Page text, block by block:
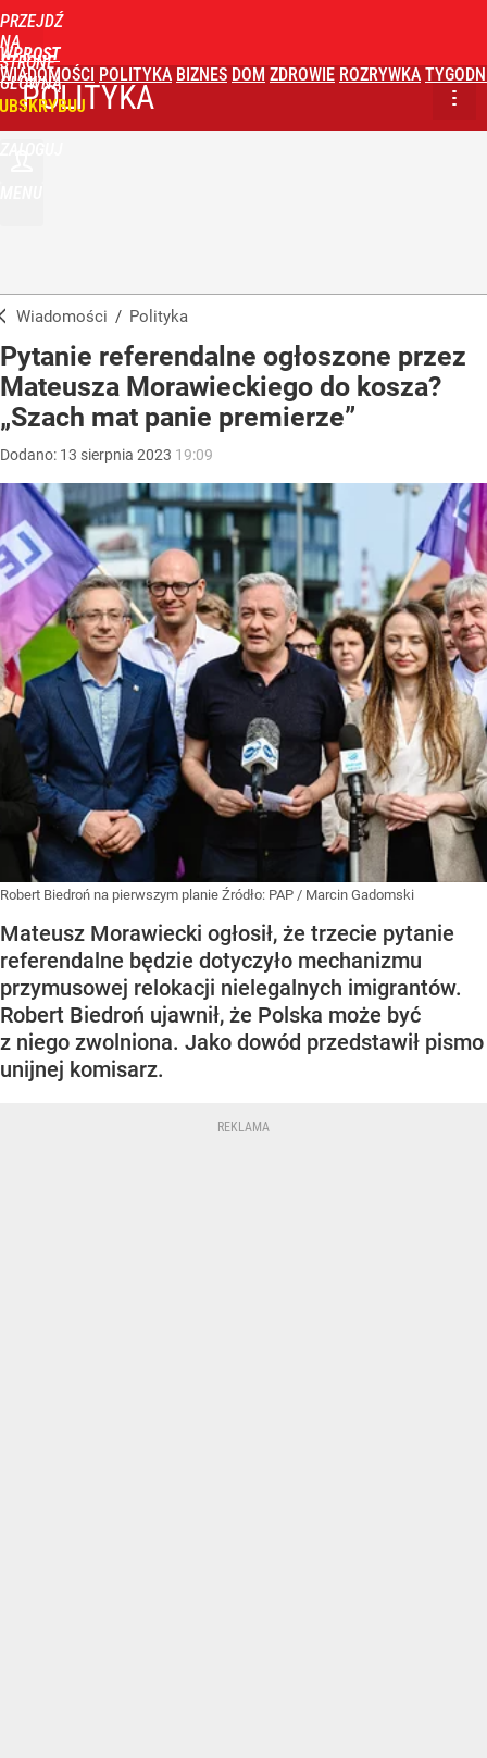
PRZEJDŹ
NA
STRONĘ
GŁÓWNĄ
WPROST
WIADOMOŚCI POLITYKA BIZNES DOM ZDROWIE ROZRYWKA
POLITYKA
Wiadomości / Polityka
Pytanie referendalne ogłoszone przez
Mateusza Morawieckiego do kosza?
„Szach mat panie premierze”
Dodano: 13 sierpnia 2023 19:09
Robert Biedroń na pierwszym planie Źródło: PAP / Marcin Gadomski
Mateusz Morawiecki ogłosił, że trzecie pytanie
referendalne będzie dotyczyło mechanizmu
przymusowej relokacji nielegalnych imigrantów.
Robert Biedroń ujawnił, że Polska może być
z niego zwolniona. Jako dowód przedstawił pismo
unijnej komisarz.